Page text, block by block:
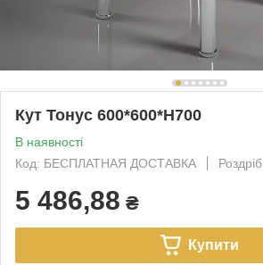
Кут Тонус 600*600*Н700
В наявності
Код: БЕСПЛАТНАЯ ДОСТАВКА
Роздріб
5 486,88 ₴
Купити